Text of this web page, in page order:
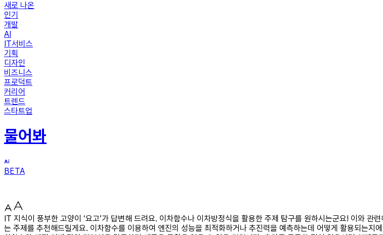
새로 나온
인기
개발
AI
IT서비스
기획
디자인
비즈니스
프로덕트
커리어
트렌드
스타트업
물어봐
BETA
IT 지식이 풍부한 고양이 ‘요고’가 답변해 드려요. 이차함수나 이차방정식을 활용한 주제 탐구를 원하시는군요! 이와
는 주제를 추천해드릴게요. 이차함수를 이용하여 엔진의 성능을 최적화하거나 추진력을 예측하는데 어떻게 활용되는지